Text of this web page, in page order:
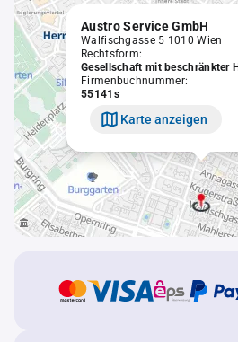
Austro Service GmbH
Walfischgasse 5 1010 Wien
Rechtsform:
Gesellschaft mit beschränkter
Firmenbuchnummer:
55141s
Karte anzeigen